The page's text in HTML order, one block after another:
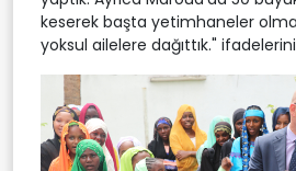
keserek başta yetimhaneler
yoksul ailelere dağıttık."